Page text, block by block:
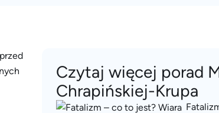
Czytaj więcej porad
Chrapińskiej-Krupa